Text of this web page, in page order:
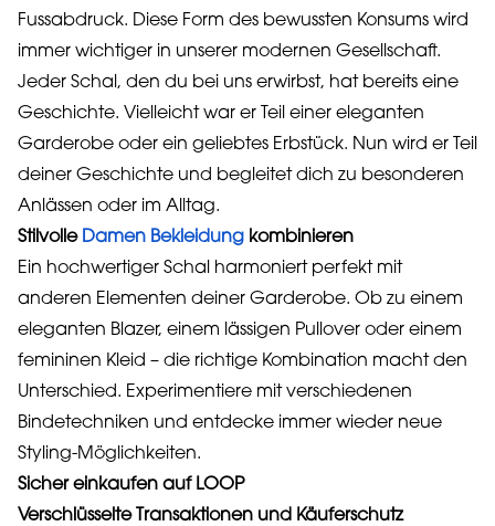
Fussabdruck. Diese Form des bewussten Konsums wird
immer wichtiger in unserer modernen Gesellschaft.
Jeder Schal, den du bei uns erwirbst, hat bereits eine
Geschichte. Vielleicht war er Teil einer eleganten
Garderobe oder ein geliebtes Erbstück. Nun wird er Teil
deiner Geschichte und begleitet dich zu besonderen
Anlässen oder im Alltag.
Stilvolle Damen Bekleidung kombinieren
Ein hochwertiger Schal harmoniert perfekt mit
anderen Elementen deiner Garderobe. Ob zu einem
eleganten Blazer, einem lässigen Pullover oder einem
femininen Kleid – die richtige Kombination macht den
Unterschied. Experimentiere mit verschiedenen
Bindetechniken und entdecke immer wieder neue
Styling-Möglichkeiten.
Sicher einkaufen auf LOOP
Verschlüsselte Transaktionen und Käuferschutz